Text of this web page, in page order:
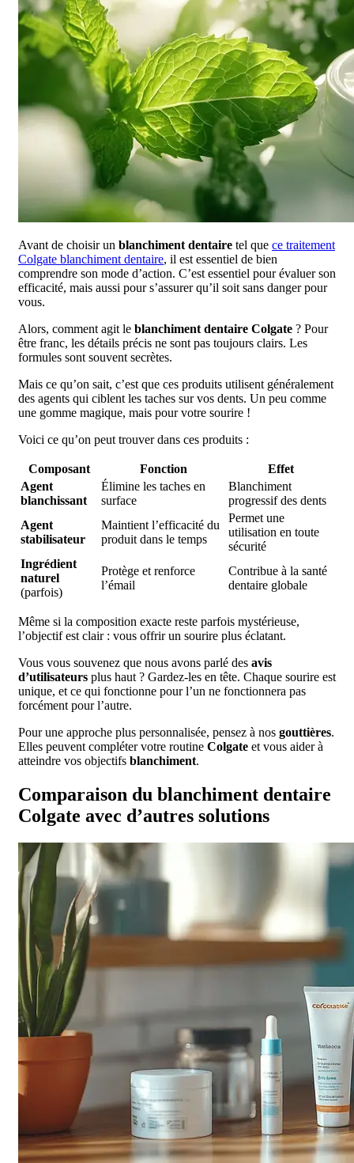
Avant de choisir un blanchiment dentaire tel que ce traitement
Colgate blanchiment dentaire, il est essentiel de bien
comprendre son mode d’action. C’est essentiel pour évaluer son
efficacité, mais aussi pour s’assurer qu’il soit sans danger pour
vous.
Alors, comment agit le blanchiment dentaire Colgate ? Pour
être franc, les détails précis ne sont pas toujours clairs. Les
formules sont souvent secrètes.
Mais ce qu’on sait, c’est que ces produits utilisent généralement
des agents qui ciblent les taches sur vos dents. Un peu comme
une gomme magique, mais pour votre sourire !
Voici ce qu’on peut trouver dans ces produits :
Composant Fonction
Effet
Agent
blanchissant
Élimine les taches en
surface
Blanchiment
progressif des dents
Agent
stabilisateur
Maintient l’efficacité du
produit dans le temps
Permet une
utilisation en toute
sécurité
Ingrédient
naturel
(parfois)
Protège et renforce
l’émail
Contribue à la santé
dentaire globale
Même si la composition exacte reste parfois mystérieuse,
l’objectif est clair : vous offrir un sourire plus éclatant.
Vous vous souvenez que nous avons parlé des avis
d’utilisateurs plus haut ? Gardez-les en tête. Chaque sourire est
unique, et ce qui fonctionne pour l’un ne fonctionnera pas
forcément pour l’autre.
Pour une approche plus personnalisée, pensez à nos gouttières.
Elles peuvent compléter votre routine Colgate et vous aider à
atteindre vos objectifs blanchiment.
Comparaison du blanchiment dentaire
Colgate avec d’autres solutions